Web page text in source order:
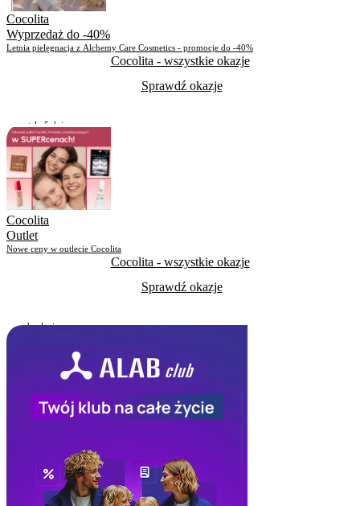
Cocolita
Wyprzedaż do -40%
Letnia pielęgnacja z Alchemy Care Cosmetics - promocje do -40%
Cocolita - wszystkie okazje
Sprawdź okazje
Pozostało 5 dni
Skorzystało29
Cocolita
Outlet
Nowe ceny w outlecie Cocolita
Cocolita - wszystkie okazje
Sprawdź okazje
Do odwołania